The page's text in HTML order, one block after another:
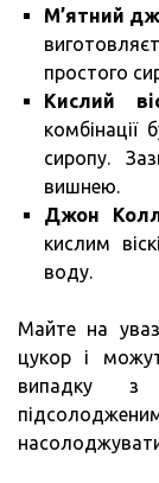
М’ятний
простого
Кислий
комбінації
сиропу.
вишнею.
Джон
кислим
воду.
Майте на
цукор і
випадку з